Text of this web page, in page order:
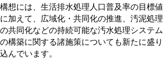
構想には、生活排水処理人口普及率の目標値
に加えて、広域化・共同化の推進、汚泥処理
の共同化などの持続可能な汚水処理システム
の構築に関する諸施策についても新たに盛り
込んでいます。